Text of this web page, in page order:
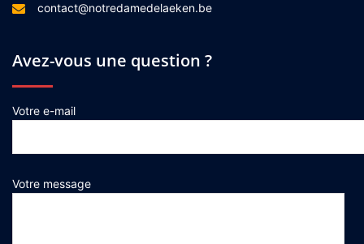
contact@notredamedelaeken.be
Avez-vous une question ?
Votre e-mail
Votre message